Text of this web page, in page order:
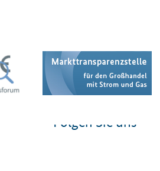
Folgen Sie uns